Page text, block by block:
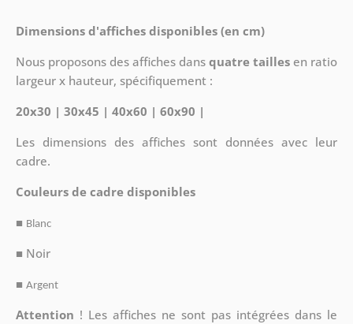
Dimensions d'affiches disponibles (en cm)
Nous proposons des affiches dansquatre tailles en ratio
largeur x hauteur, spécifiquement :
20x30 | 30x45 | 40x60 | 60x90 |
Les dimensions des affiches sont données avec leur
cadre.
Couleurs de cadre disponibles
■ Blanc
■ Noir
■ Argent
Attention ! Les affiches ne sont pas intégrées dans le